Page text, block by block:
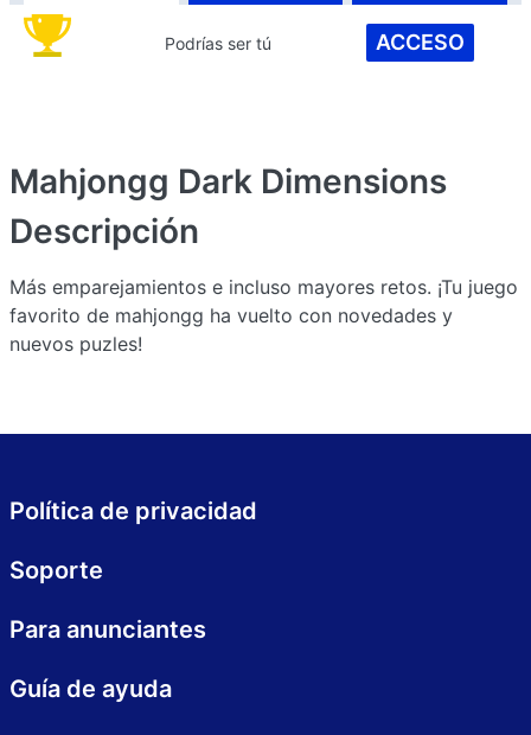
Podrías ser tú ACCESO
Mahjongg Dark Dimensions
Descripción
Más emparejamientos e incluso mayores retos. ¡Tu juego
favorito de mahjongg ha vuelto con novedades y
nuevos puzles!
Política de privacidad
Soporte
Para anunciantes
Guía de ayuda